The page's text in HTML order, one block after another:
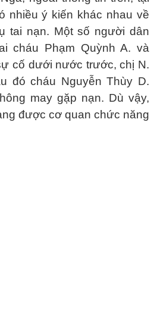
nhiều ý kiến khác nhau về
tai nạn. Một số người dân
cháu Phạm Quỳnh A. và
cố dưới nước trước, chị N.
đó cháu Nguyễn Thùy D.
may gặp nạn. Dù vậy,
được cơ quan chức năng